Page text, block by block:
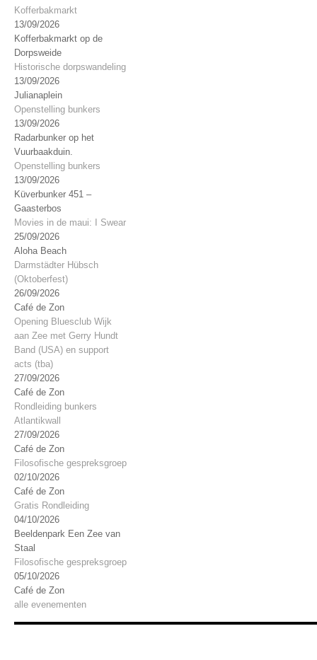
Kofferbakmarkt
13/09/2026
Kofferbakmarkt op de
Dorpsweide
Historische dorpswandeling
13/09/2026
Julianaplein
Openstelling bunkers
13/09/2026
Radarbunker op het
Vuurbaakduin.
Openstelling bunkers
13/09/2026
Küverbunker 451 –
Gaasterbos
Movies in de maui: I Swear
25/09/2026
Aloha Beach
Darmstädter Hübsch
(Oktoberfest)
26/09/2026
Café de Zon
Opening Bluesclub Wijk
aan Zee met Gerry Hundt
Band (USA) en support
acts (tba)
27/09/2026
Café de Zon
Rondleiding bunkers
Atlantikwall
27/09/2026
Café de Zon
Filosofische gespreksgroep
02/10/2026
Café de Zon
Gratis Rondleiding
04/10/2026
Beeldenpark Een Zee van
Staal
Filosofische gespreksgroep
05/10/2026
Café de Zon
alle evenementen